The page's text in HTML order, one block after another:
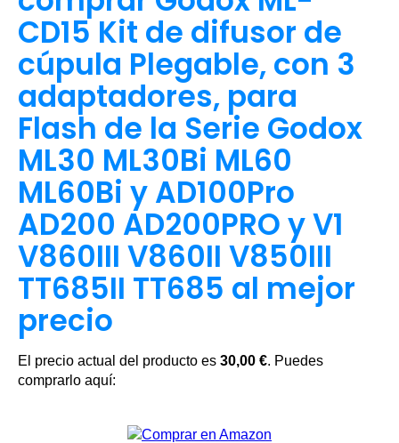
CD15 Kit de difusor de
cúpula Plegable, con 3
adaptadores, para
Flash de la Serie Godox
ML30 ML30Bi ML60
ML60Bi y AD100Pro
AD200 AD200PRO y V1
V860III V860II V850III
TT685II TT685 al mejor
precio
El precio actual del producto es 30,00 €. Puedes
comprarlo aquí: